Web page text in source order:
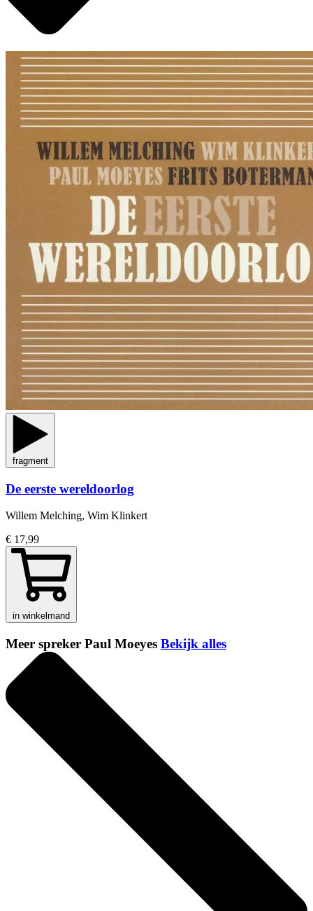
fragment
De eerste wereldoorlog
Willem Melching, Wim Klinkert
€ 17,99
in winkelmand
Meer spreker Paul Moeyes Bekijk alles